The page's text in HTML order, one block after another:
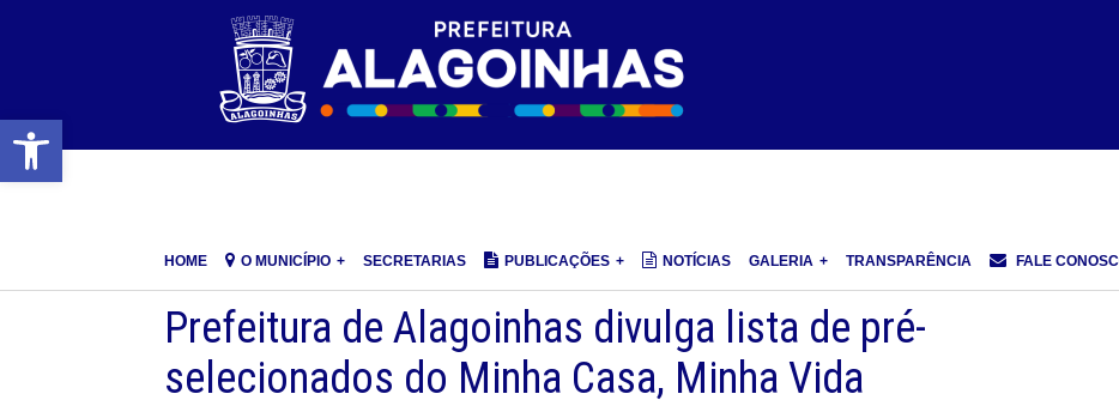
Barra de Ferramentas Aberta
HOME O MUNICÍPIO SECRETARIAS PUBLICAÇÕES NOTÍCIAS GALERIA TRANSPARÊNCIA FALE
Prefeitura de Alagoinhas divulga lista de pré-
selecionados do Minha Casa, Minha Vida